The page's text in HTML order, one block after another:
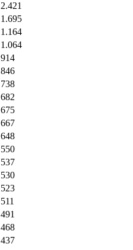
2.421
1.695
1.164
1.064
914
846
738
682
675
667
648
550
537
530
523
511
491
468
437